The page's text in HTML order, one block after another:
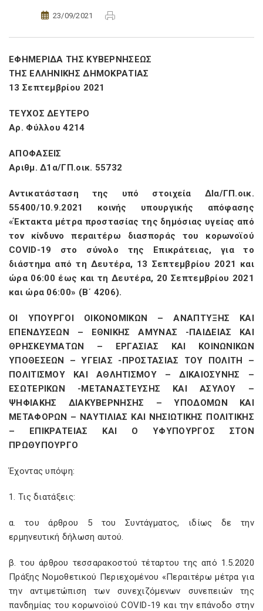
23/09/2021
ΕΦΗΜΕΡΙΔΑ ΤΗΣ ΚΥΒΕΡΝΗΣΕΩΣ
ΤΗΣ ΕΛΛΗΝΙΚΗΣ ΔΗΜΟΚΡΑΤΙΑΣ
13 Σεπτεμβρίου 2021
ΤΕΥΧΟΣ ΔΕΥΤΕΡΟ
Αρ. Φύλλου 4214
ΑΠΟΦΑΣΕΙΣ
Αριθμ. Δ1α/ΓΠ.οικ. 55732
Αντικατάσταση της υπό στοιχεία ΔΙα/ΓΠ.οικ.
55400/10.9.2021 κοινής υπουργικής απόφασης
«Έκτακτα μέτρα προστασίας της δημόσιας υγείας από
τον κίνδυνο περαιτέρω διασποράς του κορωνοϊού
COVID-19 στο σύνολο της Επικράτειας, για το
διάστημα από τη Δευτέρα, 13 Σεπτεμβρίου 2021 και
ώρα 06:00 έως και τη Δευτέρα, 20 Σεπτεμβρίου 2021
και ώρα 06:00» (Β΄ 4206).
ΟΙ ΥΠΟΥΡΓΟΙ ΟΙΚΟΝΟΜΙΚΩΝ – ΑΝΑΠΤΥΞΗΣ ΚΑΙ
ΕΠΕΝΔΥΣΕΩΝ – ΕΘΝΙΚΗΣ ΑΜΥΝΑΣ -ΠΑΙΔΕΙΑΣ ΚΑΙ
ΘΡΗΣΚΕΥΜΑΤΩΝ – ΕΡΓΑΣΙΑΣ ΚΑΙ ΚΟΙΝΩΝΙΚΩΝ
ΥΠΟΘΕΣΕΩΝ – ΥΓΕΙΑΣ -ΠΡΟΣΤΑΣΙΑΣ ΤΟΥ ΠΟΛΙΤΗ –
ΠΟΛΙΤΙΣΜΟΥ ΚΑΙ ΑΘΛΗΤΙΣΜΟΥ – ΔΙΚΑΙΟΣΥΝΗΣ –
ΕΣΩΤΕΡΙΚΩΝ -ΜΕΤΑΝΑΣΤΕΥΣΗΣ ΚΑΙ ΑΣΥΛΟΥ –
ΨΗΦΙΑΚΗΣ ΔΙΑΚΥΒΕΡΝΗΣΗΣ – ΥΠΟΔΟΜΩΝ ΚΑΙ
ΜΕΤΑΦΟΡΩΝ – ΝΑΥΤΙΛΙΑΣ ΚΑΙ ΝΗΣΙΩΤΙΚΗΣ ΠΟΛΙΤΙΚΗΣ
– ΕΠΙΚΡΑΤΕΙΑΣ ΚΑΙ Ο ΥΦΥΠΟΥΡΓΟΣ ΣΤΟΝ
ΠΡΩΘΥΠΟΥΡΓΟ
Έχοντας υπόψη:
1. Τις διατάξεις:
α. του άρθρου 5 του Συντάγματος, ιδίως δε την
ερμηνευτική δήλωση αυτού.
β. του άρθρου τεσσαρακοστού τέταρτου της από 1.5.2020
Πράξης Νομοθετικού Περιεχομένου «Περαιτέρω μέτρα για
την αντιμετώπιση των συνεχιζόμενων συνεπειών της
πανδημίας του κορωνοϊού COVID-19 και την επάνοδο στην